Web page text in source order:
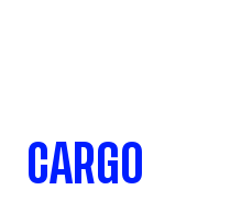
CARGO